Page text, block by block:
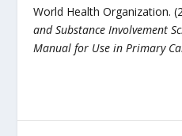
World Health Organization.
and Substance Involvement
Manual for Use in Primary